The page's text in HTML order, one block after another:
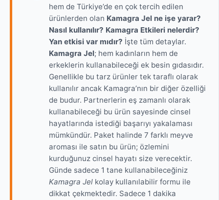
hem de Türkiye’de en çok tercih edilen
ürünlerden olan Kamagra Jel ne işe yarar?
Nasıl kullanılır? Kamagra Etkileri nelerdir?
Yan etkisi var mıdır? İşte tüm detaylar.
Kamagra Jel; hem kadınların hem de
erkeklerin kullanabileceği ek besin gıdasıdır.
Genellikle bu tarz ürünler tek taraflı olarak
kullanılır ancak Kamagra’nın bir diğer özelliği
de budur. Partnerlerin eş zamanlı olarak
kullanabileceği bu ürün sayesinde cinsel
hayatlarında istediği başarıyı yakalaması
mümkündür. Paket halinde 7 farklı meyve
aroması ile satın bu ürün; özlemini
kurduğunuz cinsel hayatı size verecektir.
Günde sadece 1 tane kullanabileceğiniz
Kamagra Jel kolay kullanılabilir formu ile
dikkat çekmektedir. Sadece 1 dakika